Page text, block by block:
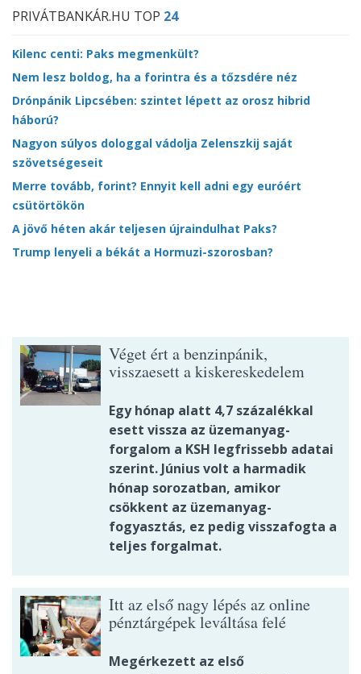
PRIVÁTBANKÁR.HU TOP 24
Kilenc centi: Paks megmenkült?
Nem lesz boldog, ha a forintra és a tőzsdére néz
Drónpánik Lipcsében: szintet lépett az orosz hibrid
háború?
Nagyon súlyos dologgal vádolja Zelenszkij saját
szövetségeseit
Merre tovább, forint? Ennyit kell adni egy euróért
csütörtökön
A jövő héten akár teljesen újraindulhat Paks?
Trump lenyeli a békát a Hormuzi-szorosban?
Véget ért a benzinpánik,
visszaesett a kiskereskedelem
Egy hónap alatt 4,7 százalékkal
esett vissza az üzemanyag-
forgalom a KSH legfrissebb adatai
szerint. Június volt a harmadik
hónap sorozatban, amikor
csökkent az üzemanyag-
fogyasztás, ez pedig visszafogta a
teljes forgalmat.
Itt az első nagy lépés az online
pénztárgépek leváltása felé
Megérkezett az első